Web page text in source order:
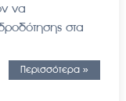
να
στα
Περισσότερα »